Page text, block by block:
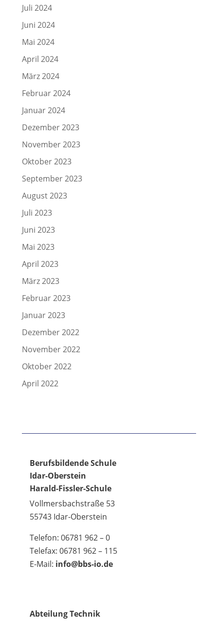
Juli 2024
Juni 2024
Mai 2024
April 2024
März 2024
Februar 2024
Januar 2024
Dezember 2023
November 2023
Oktober 2023
September 2023
August 2023
Juli 2023
Juni 2023
Mai 2023
April 2023
März 2023
Februar 2023
Januar 2023
Dezember 2022
November 2022
Oktober 2022
April 2022
Berufsbildende Schule
Idar-Oberstein
Harald-Fissler-Schule
Vollmersbachstraße 53
55743 Idar-Oberstein
Telefon: 06781 962 – 0
Telefax: 06781 962 – 115
E-Mail: info@bbs-io.de
Abteilung Technik